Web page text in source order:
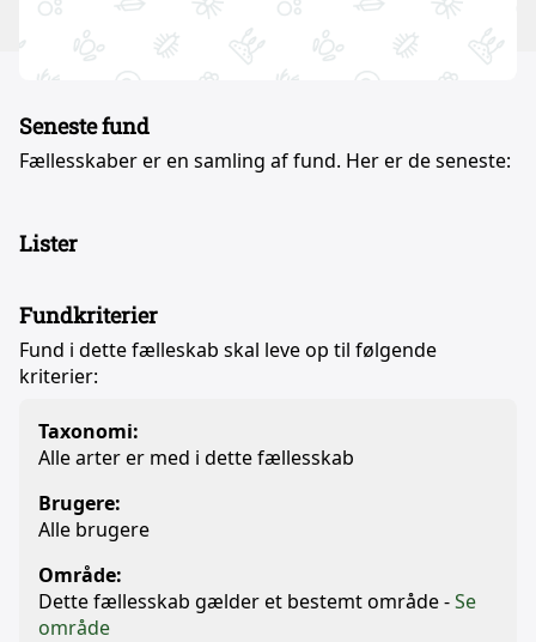
Seneste fund
Fællesskaber er en samling af fund. Her er de seneste:
Lister
Fundkriterier
Fund i dette fælleskab skal leve op til følgende
kriterier:
Taxonomi:
Alle arter er med i dette fællesskab
Brugere:
Alle brugere
Område:
Dette fællesskab gælder et bestemt område -Se
område